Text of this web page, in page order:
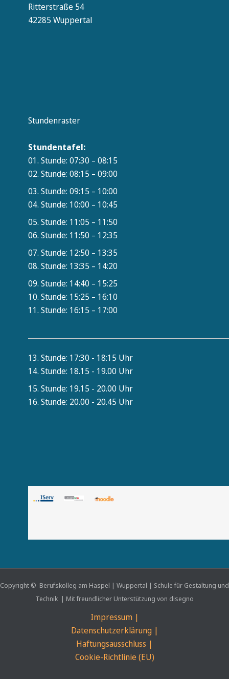
Ritterstraße 54
42285 Wuppertal
Stundenraster
Stundentafel:
01. Stunde: 07:30 – 08:15
02. Stunde: 08:15 – 09:00
03. Stunde: 09:15 – 10:00
04. Stunde: 10:00 – 10:45
05. Stunde: 11:05 – 11:50
06. Stunde: 11:50 – 12:35
07. Stunde: 12:50 – 13:35
08. Stunde: 13:35 – 14:20
09. Stunde: 14:40 – 15:25
10. Stunde: 15:25 – 16:10
11. Stunde: 16:15 – 17:00
13. Stunde: 17:30 - 18:15 Uhr
14. Stunde: 18.15 - 19.00 Uhr
15. Stunde: 19.15 - 20.00 Uhr
16. Stunde: 20.00 - 20.45 Uhr
Copyright © Berufskolleg am Haspel | Wuppertal | Schule für Gestaltung und
Technik | Mit freundlicher Unterstützung von disegno
Impressum |
Datenschutzerklärung |
Haftungsausschluss |
Cookie-Richtlinie (EU)